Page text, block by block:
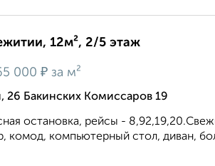
12м², 2/5 этаж
000 ₽ за м²
26 Бакинских Комиссаров 19
остановка, рейсы -
комод, компьютерный стол, диван,